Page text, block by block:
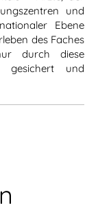
und
Ebene
des Faches
durch diese
gesichert und